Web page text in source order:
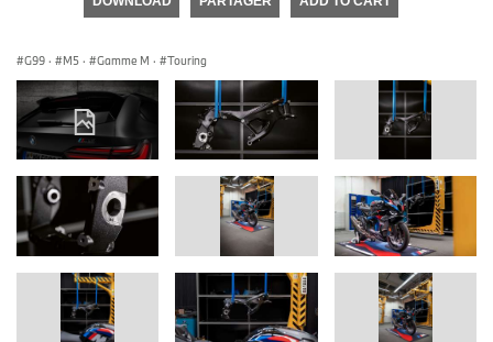
G99 · M5 · Gamme M · Touring